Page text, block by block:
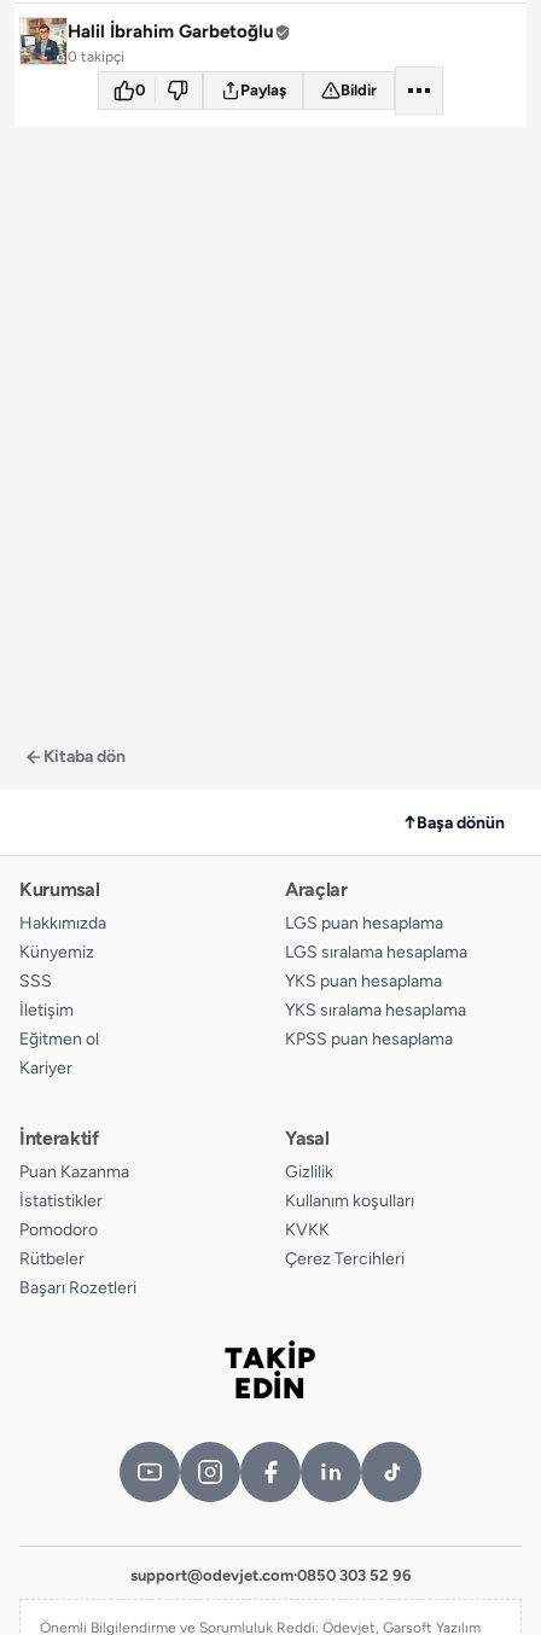
Halil İbrahim Garbetoğlu
0 takipçi
0 Paylaş Bildir
Kitaba dön
↑Başa dönün
Kurumsal
Hakkımızda
Künyemiz
SSS
İletişim
Eğitmen ol
Kariyer
Araçlar
LGS puan hesaplama
LGS sıralama hesaplama
YKS puan hesaplama
YKS sıralama hesaplama
KPSS puan hesaplama
İnteraktif
Puan Kazanma
İstatistikler
Pomodoro
Rütbeler
Başarı Rozetleri
Yasal
Gizlilik
Kullanım koşulları
KVKK
Çerez Tercihleri
TAKİP
EDİN
support@odevjet.com·0850 303 52 96
Önemli Bilgilendirme ve Sorumluluk Reddi: Ödevjet, Garsoft Yazılım